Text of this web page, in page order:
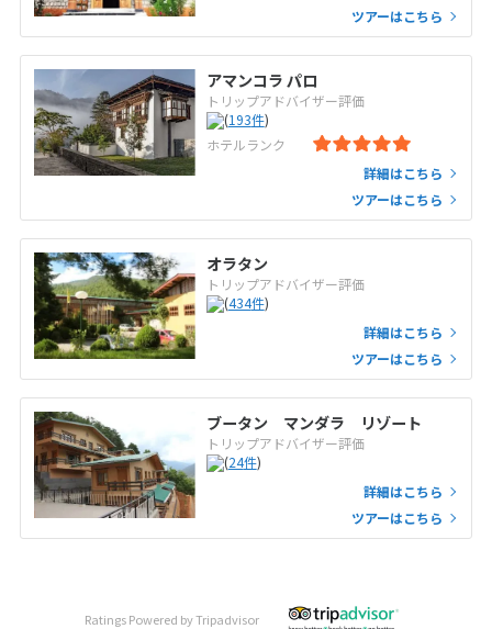
ツアーはこちら
アマンコラ パロ
トリップアドバイザー評価
(193件)
ホテルランク
詳細はこちら
ツアーはこちら
オラタン
トリップアドバイザー評価
(434件)
詳細はこちら
ツアーはこちら
ブータン マンダラ リゾート
トリップアドバイザー評価
(24件)
詳細はこちら
ツアーはこちら
Ratings Powered by Tripadvisor